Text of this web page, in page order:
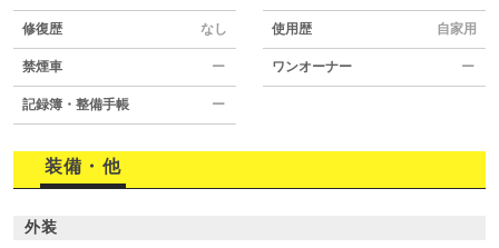
修復歴 なし 使用歴 自家用
禁煙車 ー ワンオーナー ー
記録簿・整備手帳 ー
装備・他
外装